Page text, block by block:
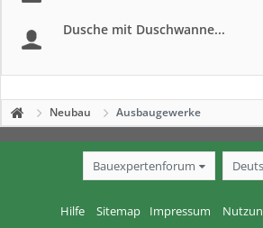
Dusche mit Duschwanne...
Neubau Ausbaugewerke
Bauexpertenforum
Hilfe Sitemap Impressum